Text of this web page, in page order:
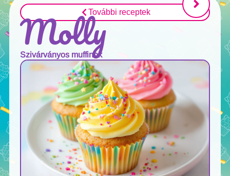
Italiano
További receptek
Molly
Szivárványos muffinok